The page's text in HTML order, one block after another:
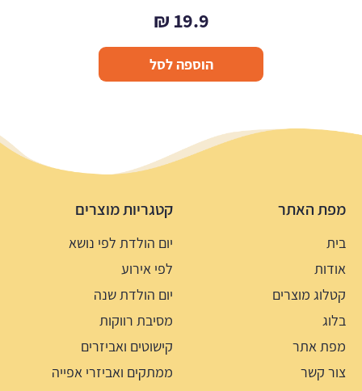
19.9
₪
הוספה לסל
מפת האתר
בית
אודות
קטלוג מוצרים
בלוג
מפת אתר
צור קשר
קטגריות מוצרים
יום הולדת לפי נושא
לפי אירוע
יום הולדת שנה
מסיבת רווקות
קישוטים ואביזרים
ממתקים ואביזרי אפייה